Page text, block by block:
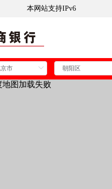
本网站支持IPv6
地图加载失败